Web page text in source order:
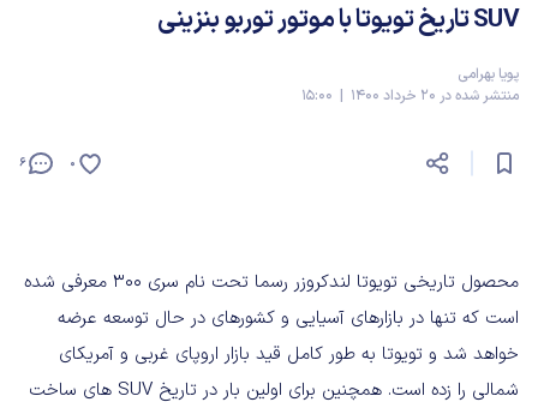
SUV تاریخ تویوتا با موتور توربو بنزینی
پویا بهرامی
منتشر شده در 20 خرداد 1400 | 15:00
6 0
محصول تاریخی تویوتا لندکروزر رسما تحت نام سری 300 معرفی شده
است که تنها در بازارهای آسیایی و کشورهای در حال توسعه عرضه
خواهد شد و تویوتا به طور کامل قید بازار اروپای غربی و آمریکای
شمالی را زده است. همچنین برای اولین بار در تاریخ SUV های ساخت